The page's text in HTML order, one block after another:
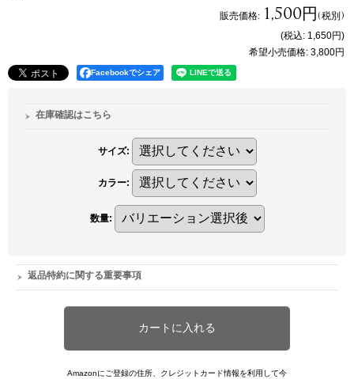
販売価格: 1,500円(税別)
(税込: 1,650円)
希望小売価格: 3,800円
Facebookでシェア
在庫確認はこちら
サイズ:
カラー:
数量:
返品特約に関する重要事項
Amazonにご登録の住所、クレジットカード情報を利用して今